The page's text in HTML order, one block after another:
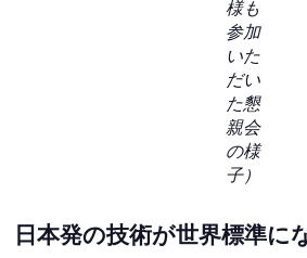
様も
参加
いた
だい
た懇
親会
の様
子）
日本発の技術が世界標準に